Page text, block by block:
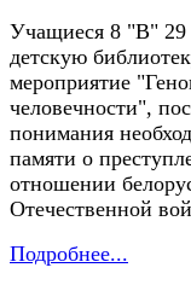
Учащиеся 8 "В" 29
детскую
мероприятие
человечности",
понимания
памяти о
отношении
Отечественной
Подробнее...